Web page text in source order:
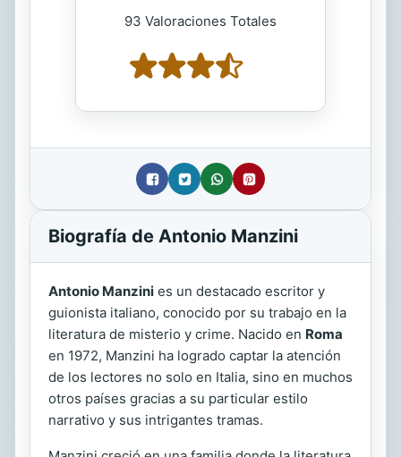
93 Valoraciones Totales
Biografía de Antonio Manzini
Antonio Manzini es un destacado escritor y
guionista italiano, conocido por su trabajo en la
literatura de misterio y crime. Nacido en Roma
en 1972, Manzini ha logrado captar la atención
de los lectores no solo en Italia, sino en muchos
otros países gracias a su particular estilo
narrativo y sus intrigantes tramas.